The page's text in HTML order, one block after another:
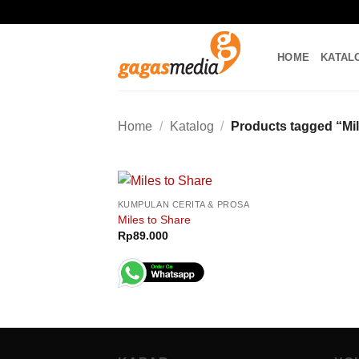
HOME
Home / Katalog / Products tagged
KUMPULAN CERITA & PROSA
Miles to Share
Rp89.000